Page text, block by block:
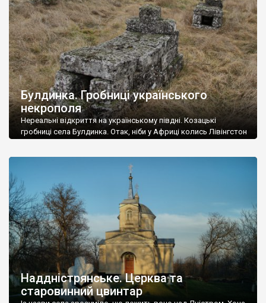
Булдинка. Гробниці українського
некрополя
Нереальні відкриття на українському півдні. Козацькі
гробниці села Булдинка. Отак, ніби у Африці колись Лівінгстон
нині має менше жителів, ніж могил на цьому цвинтарі. Колись
тут жили козаки-каменотеси, нерубаї, які прийшли із Січі на
землі султана після руйнування […]
Наддністрянське. Церква та
старовинний цвинтар